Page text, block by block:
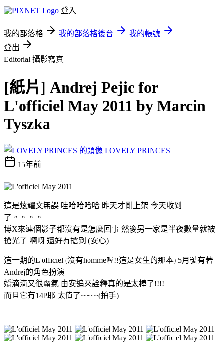
登入
我的部落格 我的部落格後台
我的帳號
登出
Editorial 攝影寫真
[紙片] Andrej Pejic for
L'officiel May 2011 by Marcin
Tyszka
LOVELY PRINCES
15年前
這是炫耀文無誤 哇哈哈哈哈 昨天才剛上架 今天收到
了。。。。
博X來連個影子都沒有是怎麼回事 然後另一家是半夜數量就被
搶光了 啊呀 還好有搶到 (安心)
這一期的L'officiel (沒有homme喔!!這是女生的那本) 5月號有著
Andrej的角色扮演
嬌滴滴又很霸氣 由安追來詮釋真的是太棒了!!!!
而且它有14P耶 太值了~~~~(拍手)